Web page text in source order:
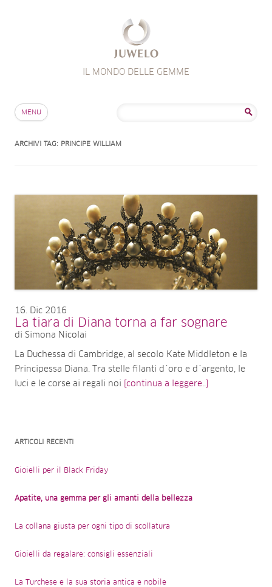
IL MONDO DELLE GEMME
MENU
ARCHIVI TAG: PRINCIPE WILLIAM
16 Dic 2016
La tiara di Diana torna a far sognare
di Simona Nicolai
La Duchessa di Cambridge, al secolo Kate Middleton e la
Principessa Diana. Tra stelle filanti d´oro e d´argento, le
luci e le corse ai regali noi
[continua a leggere..]
ARTICOLI RECENTI
Gioielli per il Black Friday
Apatite, una gemma per gli amanti della bellezza
La collana giusta per ogni tipo di scollatura
Gioielli da regalare: consigli essenziali
La Turchese e la sua storia antica e nobile